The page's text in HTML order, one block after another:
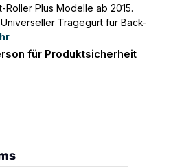
Roller Plus Modelle ab 2015.
Tragegurt für Back-
für Produktsicherheit